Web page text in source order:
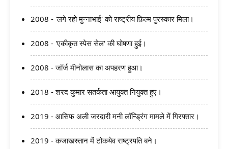
2008 - 'लगे रहो मुन्नाभाई' को राष्ट्रीय फ़िल्म पुरस्कार मिला।
2008 - 'एकीकृत स्पेस सेल' की घोषणा हुई।
2008 - जॉर्ज मीनोलास का अपहरण हुआ।
2018 - शरद कुमार सतर्कता आयुक्त नियुक्त हुए।
2019 - आसिफ अली जरदारी मनी लॉन्ड्रिंग मामले में गिरफ्तार।
2019 - कजाखस्तान में टोकयेव राष्ट्रपति बने।